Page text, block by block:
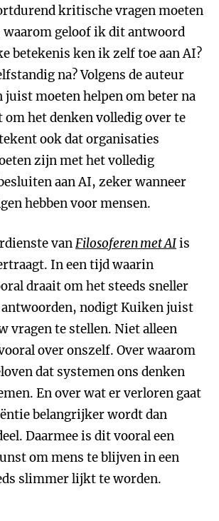
kritische vragen moeten
geloof ik dit antwoord
betekenis ken ik zelf toe aan AI?
na? Volgens de auteur
juist moeten helpen om beter na
om het denken volledig over te
ook dat organisaties
zijn met het volledig
aan AI, zeker wanneer
hebben voor mensen.
vanFilosoferen met AIis
In een tijd waarin
draait om het steeds sneller
antwoorden, nodigt Kuiken juist
vragen te stellen. Niet alleen
over onszelf. Over waarom
dat systemen ons denken
En over wat er verloren gaat
belangrijker wordt dan
Daarmee is dit vooral een
om mens te blijven in een
slimmer lijkt te worden.